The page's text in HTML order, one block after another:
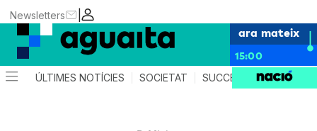
|
Newsletters
ara mateix
15:00
ÚLTIMES NOTÍCIES SOCIETAT SUCCESSOS AGENDA